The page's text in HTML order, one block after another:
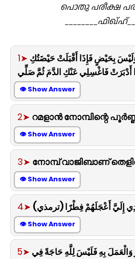
പൊതു പരീക്ഷ
1➤ بِحَيْضٍ فَإِذَا أَقْبَلَتْ حَيْضَتُكِ
أَدْبَرَتْ فَاغْسِلِي عَنْكِ الدَّمَ ثُمَّ صَلِّي
👁 Show Answer
2➤ റമളാൻ നോമ്പിന്റെ
👁 Show Answer
3➤ നോമ്പ് വാജിബാണ്
👁 Show Answer
4➤ إِلَيَّ أَعْجَلَهُمْ فِطْرًا (ترمذي)
👁 Show Answer
5➤ وَالْعَمَلَ بِهِ فَلَيْسَ لِلَّهِ حَاجَةً فِي